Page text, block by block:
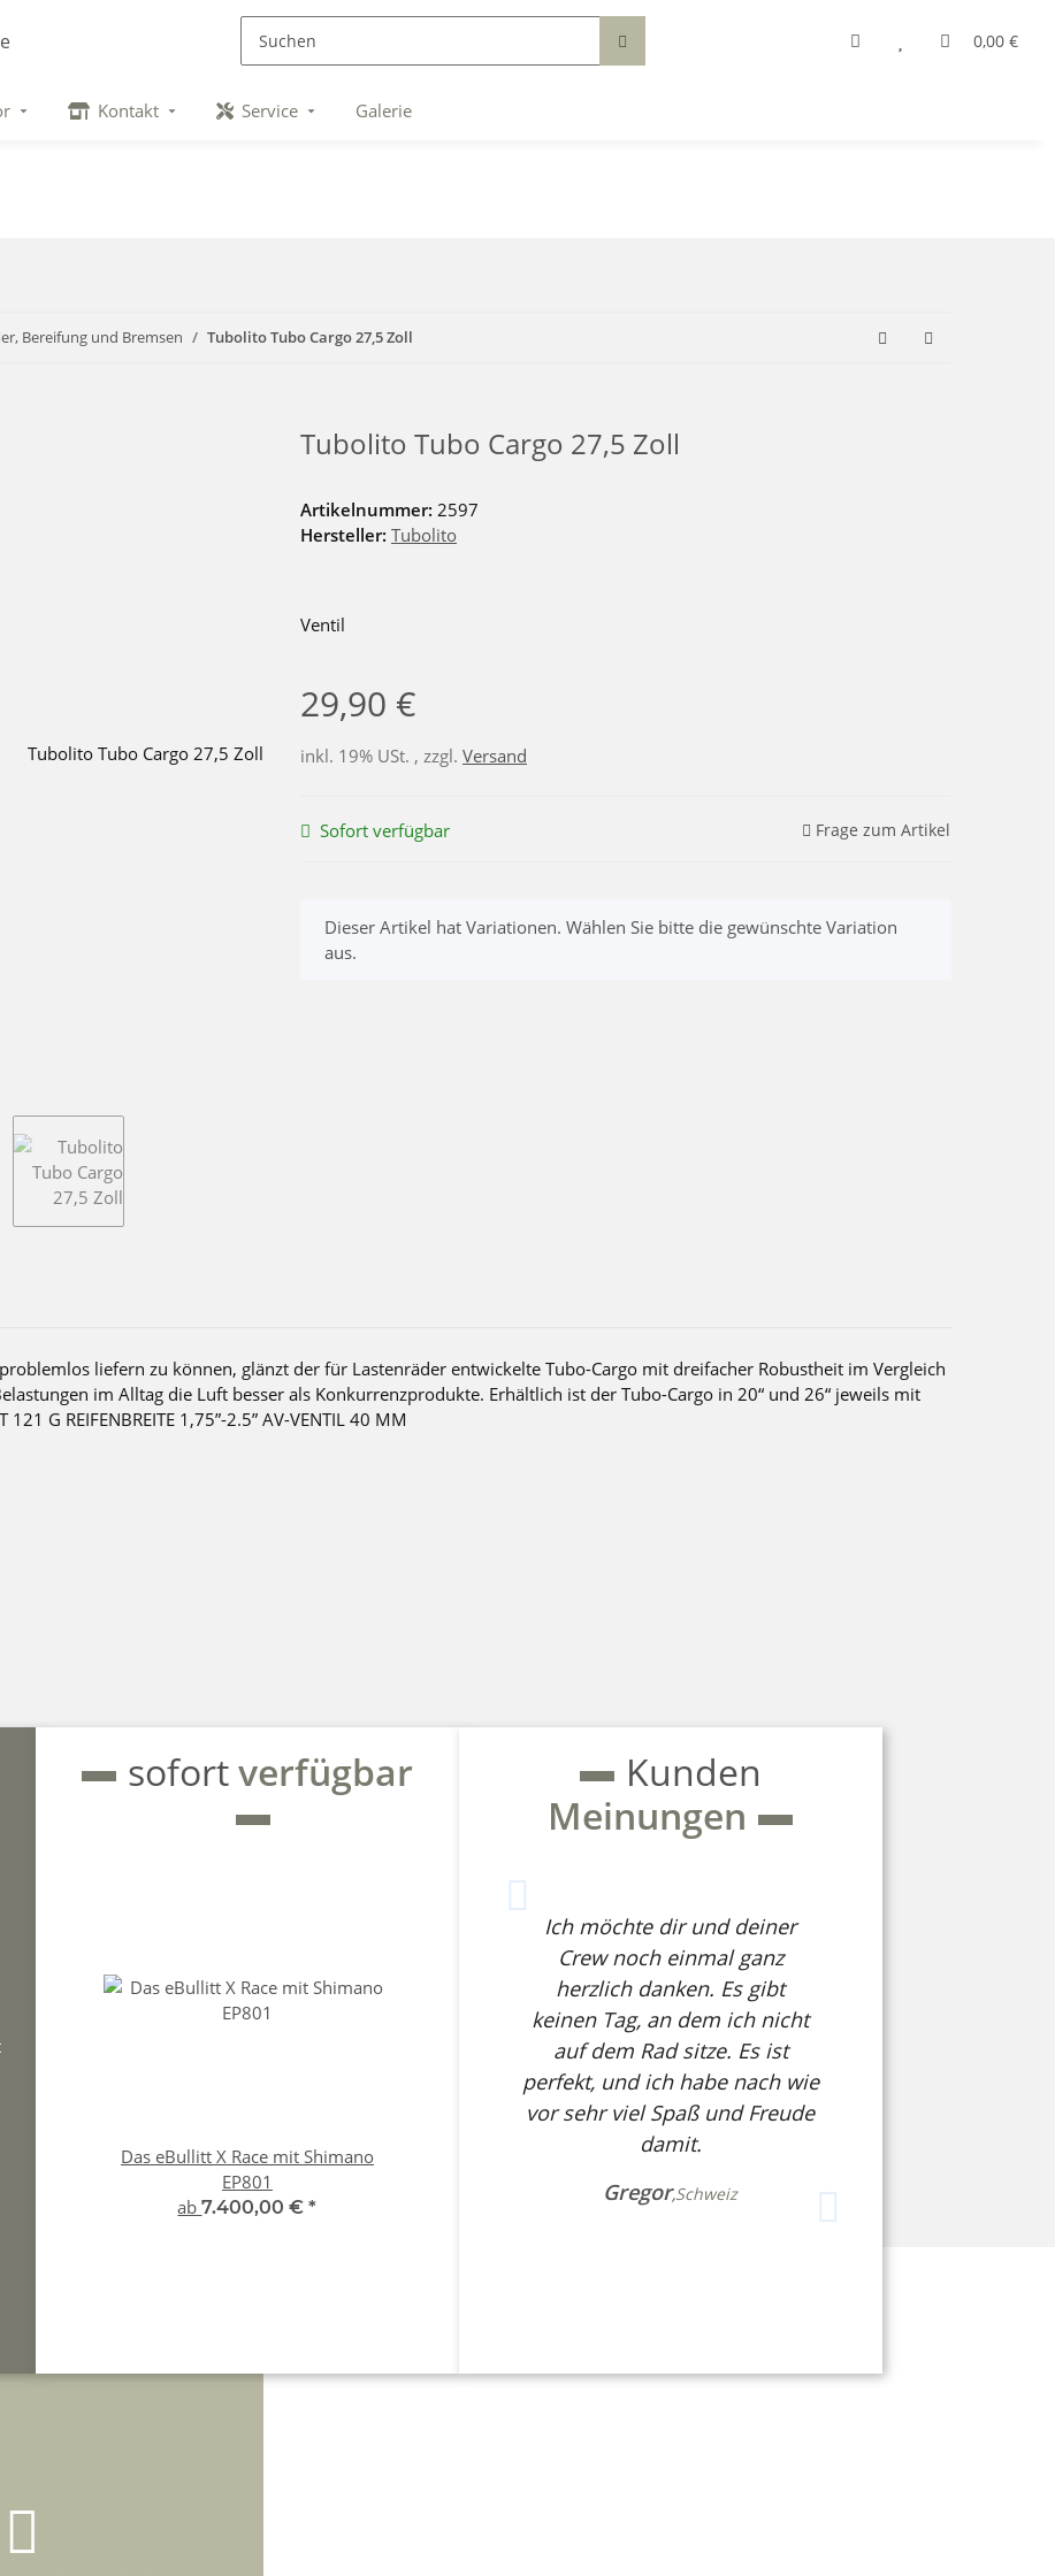
0,00 €
Kontakt Service Galerie
Bereifung und Bremsen Tubolito Tubo Cargo 27,5 Zoll
Tubolito Tubo Cargo 27,5 Zoll
Artikelnummer: 2597
Hersteller: Tubolito
Ventil
29,90 €
inkl. 19% USt. , zzgl. Versand
Sofort verfügbar Frage zum Artikel
x
Dieser Artikel hat Variationen. Wählen Sie bitte die gewünschte Variation
aus.
liefern zu können, glänzt der für Lastenräder entwickelte Tubo-Cargo mit dreifacher Robustheit im Vergleich
im Alltag die Luft besser als Konkurrenzprodukte. Erhältlich ist der Tubo-Cargo in 20“ und 26“ jeweils mit
G REIFENBREITE 1,75”-2.5” AV-VENTIL 40 MM
sofortverfügbar
Das eBullitt X Race mit Shimano
EP801
ab7.400,00 €*
Pinion Bullitt Showbike
Cyclingworld Düsseldorf
5.700,00 € *
Kunden
Meinungen
Ich möchte dir und deiner
Crew noch einmal ganz
herzlich danken. Es gibt
keinen Tag, an dem ich nicht
auf dem Rad sitze. Es ist
perfekt, und ich habe nach wie
vor sehr viel Spaß und Freude
damit.
Gregor,Schweiz